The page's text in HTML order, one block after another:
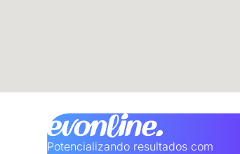
Potencializando resultados com